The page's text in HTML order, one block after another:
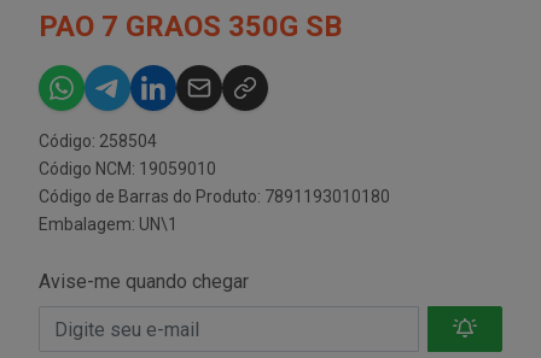
PAO 7 GRAOS 350G SB
Código: 258504
Código NCM: 19059010
Código de Barras do Produto: 7891193010180
Embalagem: UN\1
Avise-me quando chegar